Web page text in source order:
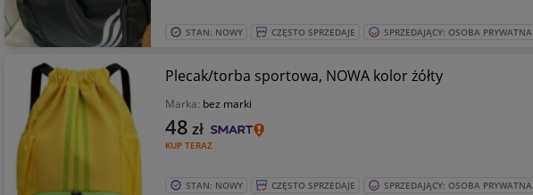
STAN: NOWY CZĘSTO SPRZEDAJE SPRZEDAJĄCY: OSOBA PRYWATNA
Plecak/torba sportowa, NOWA kolor żółty
Marka: bez marki
KUP TERAZ
48 zł
STAN: NOWY CZĘSTO SPRZEDAJE SPRZEDAJĄCY: OSOBA PRYWATNA